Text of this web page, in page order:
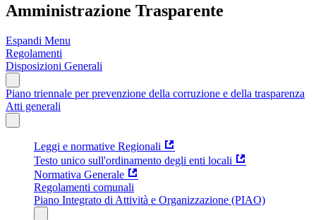
Amministrazione Trasparente
Espandi Menu
Regolamenti
Disposizioni Generali
Piano triennale per prevenzione della corruzione e della trasparenza
Atti generali
Leggi e normative Regionali
Testo unico sull'ordinamento degli enti locali
Normativa Generale
Regolamenti comunali
Piano Integrato di Attività e Organizzazione (PIAO)